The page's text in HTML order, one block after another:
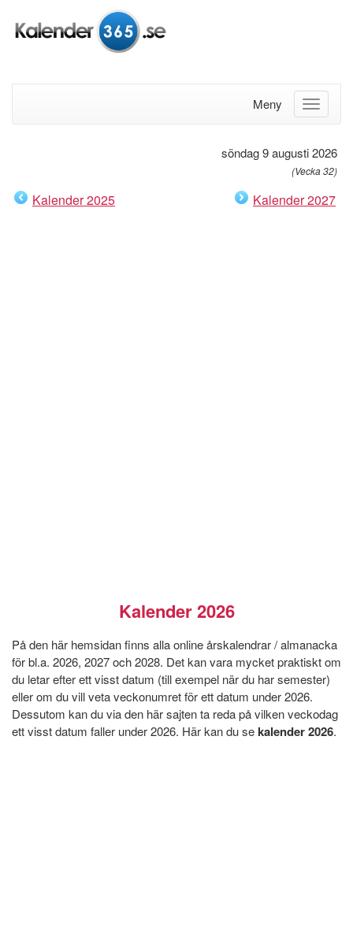
Meny
söndag 9 augusti 2026
(Vecka 32)
Kalender 2025 Kalender 2027
Kalender 2026
På den här hemsidan finns alla online årskalendrar / almanacka
för bl.a. 2026, 2027 och 2028. Det kan vara mycket praktiskt om
du letar efter ett visst datum (till exempel när du har semester)
eller om du vill veta veckonumret för ett datum under 2026.
Dessutom kan du via den här sajten ta reda på vilken veckodag
ett visst datum faller under 2026. Här kan du sekalender 2026.